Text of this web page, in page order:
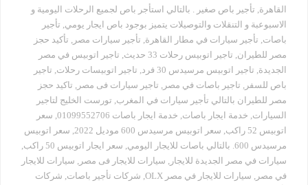
القاهرة, تأجير باص صغير . بالتالي استأجر باص لجميع الرحلات اليومية و
الاسبوعبة و التنقلات والتوصيلات يتميز بوجود باص ايجار يومي, تأجير
باصات, تأجير سيارات في مطار القاهرة, تأجير سيارات مصر , تأكيد حجز
مصر للطيران, تاجير اتوبيس رحلات 33 حديث , تاجير اتوبيس في مصر
الجديدة, تاجير اتوبيس مرسيدس 30 فرد , تاجير اتوبيسات رحلات, تاجير
باص للسفر , تاجير باصات في مصر , تاجير سيارات فى مصر , تاكيد حجز
مصر للطيران بالتالي تأجير سيارات في المغرب, تورست الخليج لتاجير
السيارات, خدمة ايجار باصات, خدمة ايجار باصات 01099552706 , سعر
اتوبيس 52 راكب
, سعر اتوبيس مرسيدس 600 موديل 2022 , سعر اتوبيس
مرسيدس 600. بالتالي باصات للايجار اليومي
, سعر ايجار اتوبيس 50 راكب
,
سيارات في مصر الجديدة للايجار , سيارات للايجار فى مصر , سيارات للايجار
في مصر , سيارات للايجار في مصر OLX , شركات تأجير باصات, شركات